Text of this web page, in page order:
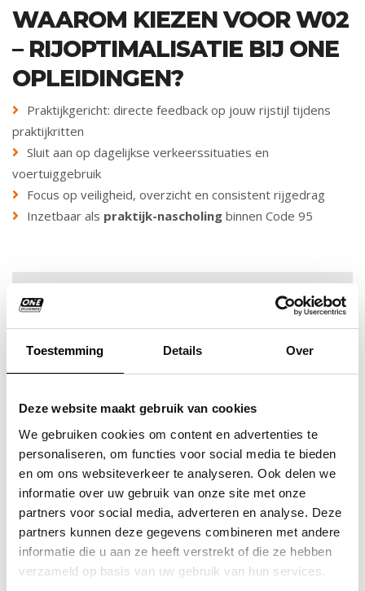
Toestemming Details Over
Deze website maakt gebruik van cookies
We gebruiken cookies om content en advertenties te
personaliseren, om functies voor social media te bieden
en om ons websiteverkeer te analyseren. Ook delen we
informatie over uw gebruik van onze site met onze
partners voor social media, adverteren en analyse. Deze
partners kunnen deze gegevens combineren met andere
informatie die u aan ze heeft verstrekt of die ze hebben
verzameld op basis van uw gebruik van hun services.
WAAROM KIEZEN VOOR W02
– RIJOPTIMALISATIE BIJ ONE
OPLEIDINGEN?
Praktijkgericht: directe feedback op jouw rijstijl tijdens
praktijkritten
Sluit aan op dagelijkse verkeerssituaties en
voertuiggebruik
Focus op veiligheid, overzicht en consistent rijgedrag
Inzetbaar als praktijk-nascholing binnen Code 95
DUUR, INHOUD EN CODE 95
UREN
Duur:1 dag
Uren Code 95:7 uur (praktijkcursus)